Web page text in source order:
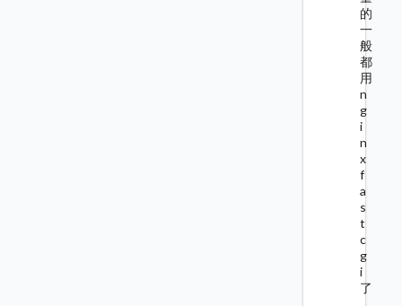
的
一
般
都
用
n
g
i
n
x
f
a
s
t
c
g
i
了